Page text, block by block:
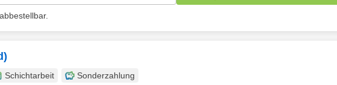
Schichtarbeit
Sonderzahlung